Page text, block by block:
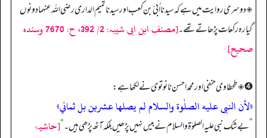
◈ دوسری روایت میں ہے کہ سیدنا اُبئ بن کعب اور سیدنا تمیم الداری رضی اللہ عنہما دونوں
گیارہ رکعات پڑھاتے تھے۔
[مصنف ابن ابی شیبہ: 2/ 392، ح: 7670 وسندہ
صحیح]
➍ ◈ طحطاوی حنفی اور محمد احسن نانوتوی نے لکھا ہے:
«لأن النبى عليه الصلٰوة والسلام لم يصلها عشرين بل ثماني»
”بے شک نبی علیہ الصلوٰۃ والسلام نے بیس نہیں پڑھیں بلکہ آٹھ پڑھی ہیں۔“[حاشیۃ